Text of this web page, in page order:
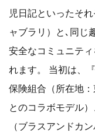
児日記といったそ
ャブラリ）と､同じ
安全なコミュニテ
れます。 当初は、
保険組合（所在地
とのコラボモデル
（ブラスアンドカ